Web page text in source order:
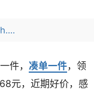
件， 凑单一件，领
元，近期好价，感